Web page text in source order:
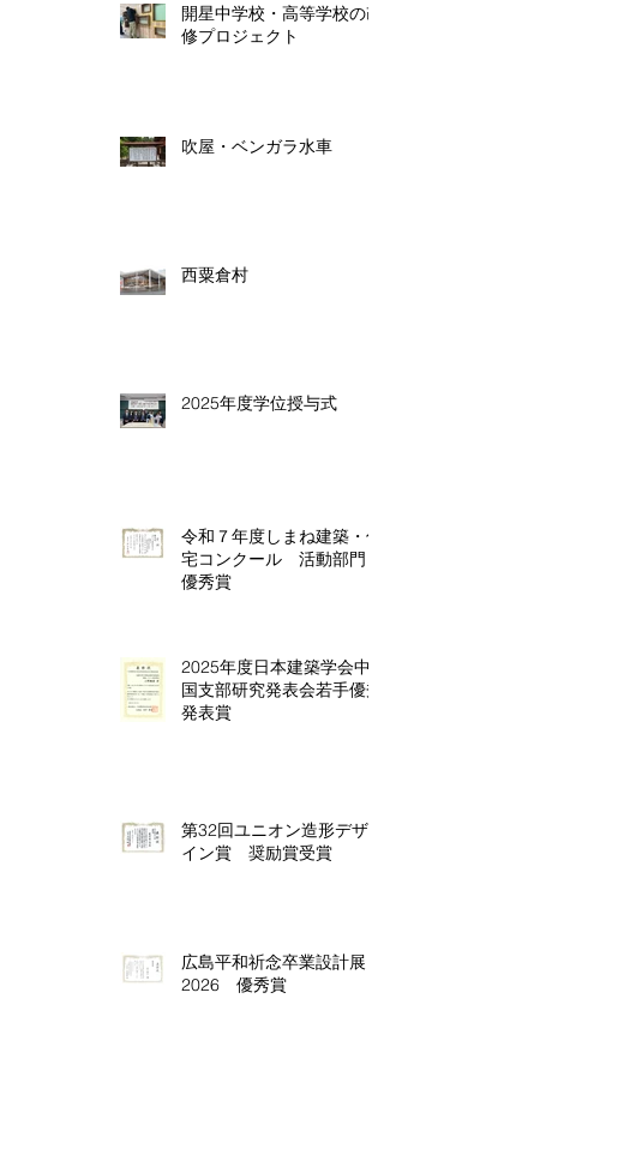
開星中学校・高等学校の改
修プロジェクト
吹屋・ベンガラ水車
西粟倉村
2025年度学位授与式
令和７年度しまね建築・住
宅コンクール 活動部門
優秀賞
2025年度日本建築学会中
国支部研究発表会若手優秀
発表賞
第32回ユニオン造形デザ
イン賞 奨励賞受賞
広島平和祈念卒業設計展
2026 優秀賞